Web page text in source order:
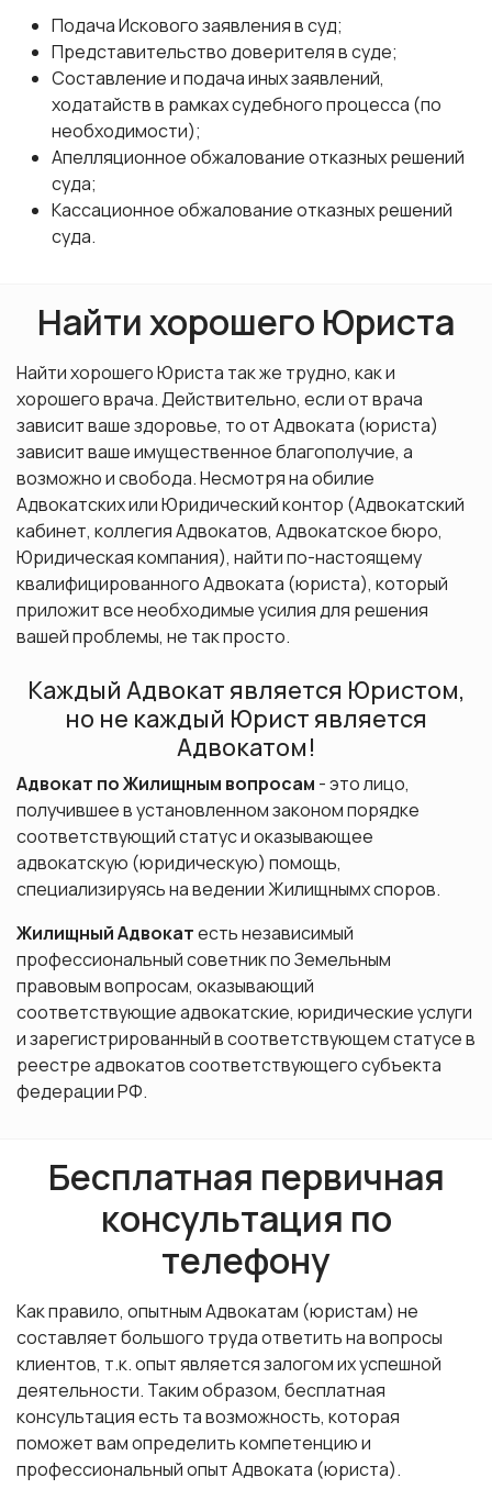
Подача Искового заявления в суд;
Представительство доверителя в суде;
Составление и подача иных заявлений,
ходатайств в рамках судебного процесса (по
необходимости);
Апелляционное обжалование отказных решений
суда;
Кассационное обжалование отказных решений
суда.
Найти хорошего Юриста
Найти хорошего Юриста так же трудно, как и
хорошего врача. Действительно, если от врача
зависит ваше здоровье, то от Адвоката (юриста)
зависит ваше имущественное благополучие, а
возможно и свобода. Несмотря на обилие
Адвокатских или Юридический контор (Адвокатский
кабинет, коллегия Адвокатов, Адвокатское бюро,
Юридическая компания), найти по-настоящему
квалифицированного Адвоката (юриста), который
приложит все необходимые усилия для решения
вашей проблемы, не так просто.
Каждый Адвокат является Юристом,
но не каждый Юрист является
Адвокатом!
Адвокат по Жилищным вопросам - это лицо,
получившее в установленном законом порядке
соответствующий статус и оказывающее
адвокатскую (юридическую) помощь,
специализируясь на ведении Жилищнымх споров.
Жилищный Адвокатесть независимый
профессиональный советник по Земельным
правовым вопросам, оказывающий
соответствующие адвокатские, юридические услуги
и зарегистрированный в соответствующем статусе в
реестре адвокатов соответствующего субъекта
федерации РФ.
Бесплатная первичная
консультация по
телефону
Как правило, опытным Адвокатам (юристам) не
составляет большого труда ответить на вопросы
клиентов, т.к. опыт является залогом их успешной
деятельности. Таким образом, бесплатная
консультация есть та возможность, которая
поможет вам определить компетенцию и
профессиональный опыт Адвоката (юриста).